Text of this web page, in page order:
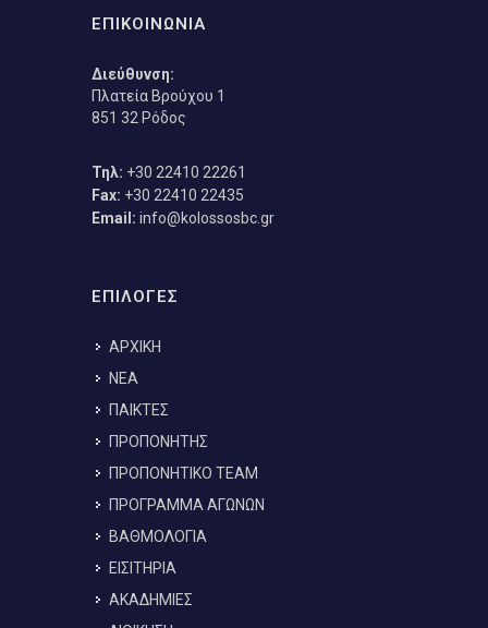
ΕΠΙΚΟΙΝΩΝΙΑ
Διεύθυνση:
Πλατεία Βρούχου 1
851 32 Ρόδος
Τηλ: +30 22410 22261
Fax: +30 22410 22435
Email: info@kolossosbc.gr
ΕΠΙΛΟΓΕΣ
ΑΡΧΙΚΗ
ΝΕΑ
ΠΑΙΚΤΕΣ
ΠΡΟΠΟΝΗΤΗΣ
ΠΡΟΠΟΝΗΤΙΚΟ TEAM
ΠΡΟΓΡΑΜΜΑ ΑΓΩΝΩΝ
ΒΑΘΜΟΛΟΓΙΑ
ΕΙΣΙΤΗΡΙΑ
ΑΚΑΔΗΜΙΕΣ